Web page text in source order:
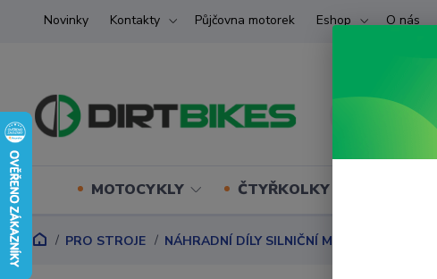
Novinky Kontakty Půjčovna motorek Eshop O nás
MOTOCYKLY ČTYŘKOLKY (ATV) UTV
PRO STROJE NÁHRADNÍ DÍLY SILNIČNÍ MOTORKY